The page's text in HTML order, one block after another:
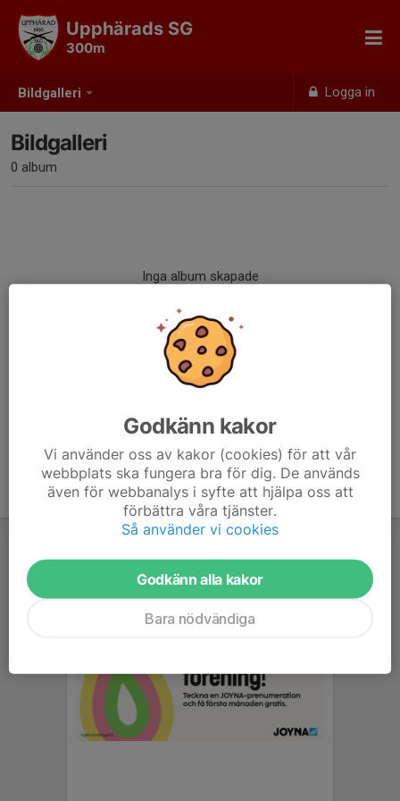
Bildgalleri Logga in
Upphärads SG
300m
Bildgalleri
0 album
Inga album skapade
Godkänn kakor
Vi använder oss av kakor (cookies) för att vår
webbplats ska fungera bra för dig. De används
även för webbanalys i syfte att hjälpa oss att
förbättra våra tjänster.
Så använder vi cookies
Godkänn alla kakor
Bara nödvändiga